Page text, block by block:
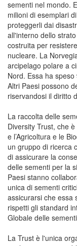
sementi nel mondo.
milioni di esemplari
proteggerli dai
all'interno dello
costruita per
nucleare. La
arcipelago polare a
Nord. Essa ha
Altri Paesi possono
riservandosi il diritto
La raccolta delle
Diversity Trust, che
e l’Agricoltura e le
un gruppo di ricerca
di assicurare la
delle sementi per la
Paesi stanno
unica di sementi
assicurarsi che essa
rispetti gli standard
Globale delle
La Trust è l'unica